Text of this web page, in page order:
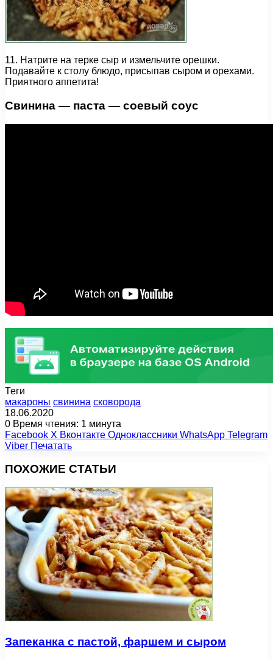
11. Натрите на терке сыр и измельчите орешки.
Подавайте к столу блюдо, присыпав сыром и орехами.
Приятного аппетита!
Свинина — паста — соевый соус
Теги
макароны свинина сковорода
18.06.2020
0 Время чтения: 1 минута
Facebook X Вконтакте Одноклассники WhatsApp Telegram
Viber Печатать
ПОХОЖИЕ СТАТЬИ
Запеканка с пастой, фаршем и сыром